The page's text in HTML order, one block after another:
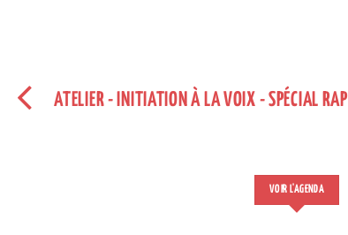
ATELIER - INITIATION À LA VOIX - SPÉCIAL RAP
VOIR L'AGENDA